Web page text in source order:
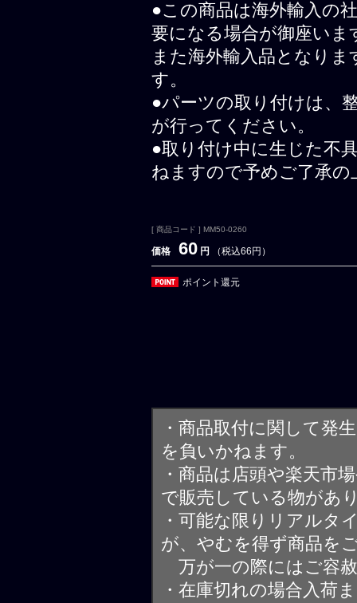
●この商品は海外輸入の
要になる場合が御座いま
また海外輸入品となり
す。
●パーツの取り付けは、
が行ってください。
●取り付け中に生じた不
ねますので予めご了承
[ 商品コード ] MM50-0260
価格 60 円 （税込66円）
ポイント還元
・商品取付に関して発
を負いかねます。
・商品は店頭や楽天市
で販売している物があ
・可能な限りリアルタ
が、やむを得ず商品を
万が一の際にはご容
・在庫切れの場合入荷